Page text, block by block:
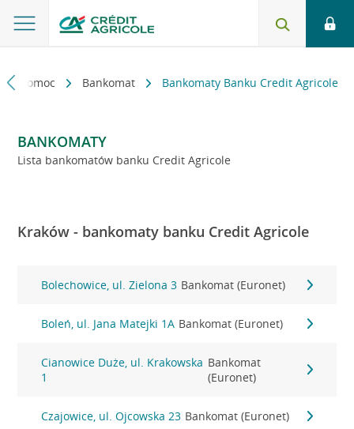
i pomoc Bankomat Bankomaty Banku Credit Agricole
BANKOMATY
Lista bankomatów banku Credit Agricole
Kraków - bankomaty banku Credit Agricole
Bolechowice, ul. Zielona 3 Bankomat (Euronet)
Boleń, ul. Jana Matejki 1A Bankomat (Euronet)
Cianowice Duże, ul. Krakowska
1
Bankomat
(Euronet)
Czajowice, ul. Ojcowska 23 Bankomat (Euronet)